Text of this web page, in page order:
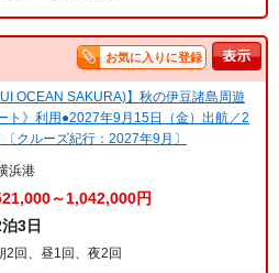
お気に入りに登録
OCEAN SAKURA)】秋の伊豆諸島周遊
ト》利用●2027年9月15日（金）出航／2
クルーズ紀行：2027年9月〕
浜港
～1,042,000円
3日
2回、昼1回、夜2回